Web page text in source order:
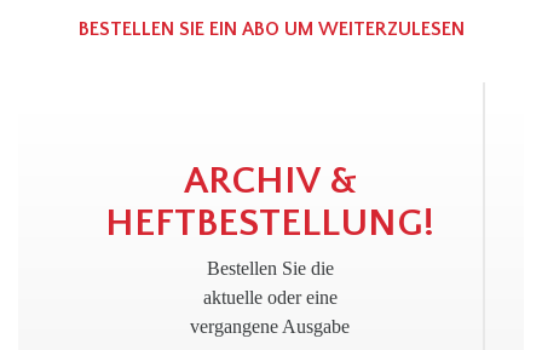
BESTELLEN SIE EIN ABO UM WEITERZULESEN
ARCHIV &
HEFTBESTELLUNG!
Bestellen Sie die
aktuelle oder eine
vergangene Ausgabe